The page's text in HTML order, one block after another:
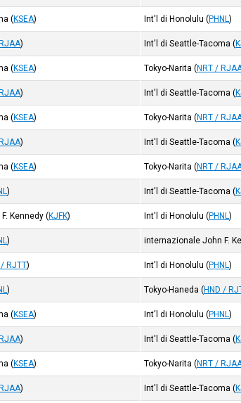
(KSEA) Int'l di Honolulu (PHNL)
) Int'l di Seattle-Tacoma (
(KSEA) Tokyo-Narita (NRT /
) Int'l di Seattle-Tacoma (
(KSEA) Tokyo-Narita (NRT /
) Int'l di Seattle-Tacoma (
(KSEA) Tokyo-Narita (NRT /
) Int'l di Seattle-Tacoma (
Kennedy (KJFK) Int'l di Honolulu (PHNL)
) internazionale John F.
/ RJTT) Int'l di Honolulu (PHNL)
) Tokyo-Haneda (HND /
(KSEA) Int'l di Honolulu (PHNL)
) Int'l di Seattle-Tacoma (
(KSEA) Tokyo-Narita (NRT /
) Int'l di Seattle-Tacoma (